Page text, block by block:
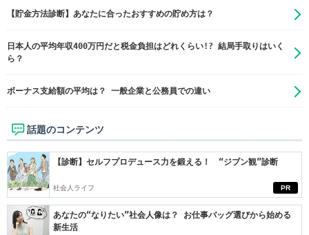
【貯金方法診断】あなたに合ったおすすめの貯め方は？
日本人の平均年収400万円だと税金負担はどれくらい!? 結局手取りはいく
ら？
ボーナス支給額の平均は？ 一般企業と公務員での違い
話題のコンテンツ
PR
【診断】セルフプロデュース力を鍛える！ “ジブン観”診断
社会人ライフ
あなたの“なりたい”社会人像は？ お仕事バッグ選びから始める
新生活